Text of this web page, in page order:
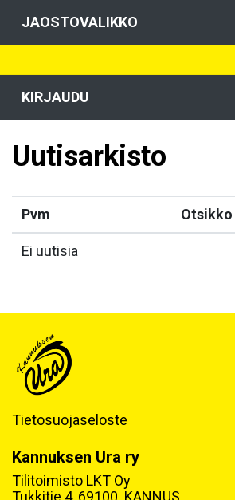
JAOSTOVALIKKO
KIRJAUDU
Uutisarkisto
Pvm Otsikko
Ei uutisia
Tietosuojaseloste
Kannuksen Ura ry
Tilitoimisto LKT Oy
Tukkitie 4, 69100 KANNUS